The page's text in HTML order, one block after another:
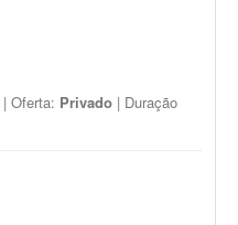
| Oferta: Privado | Duração